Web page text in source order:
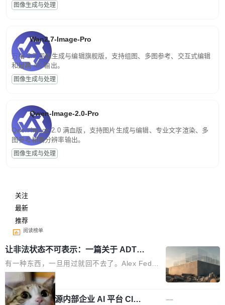
图像生成与处理
Wan2.7-Image-Pro
万相 2.7 图像生成与编辑旗舰版，支持组图、多图参考、交互式编辑
和最高 4K 输出。
图像生成与处理
Qwen-Image-2.0-Pro
Qwen-Image-2.0 满血版，支持图片生成与编辑、专业文字渲染、多
图参考和高分辨率输出。
图像生成与处理
关注
最新
推荐
阅读榜单
让非法状态不可表示：一篇关于 ADT
的帖子在 Reddit 火了
有一种东西，一旦用过就回不去了。Alex Fedos
eev 管它叫"软件设计的基石"。 他说的东西不新
鲜——代数数据类型（ADT），尤其是和类型
（sum type）。但他说清楚了一件事：这不是类
局
Cloudflare 开源内部企业 AI 平台 Clou